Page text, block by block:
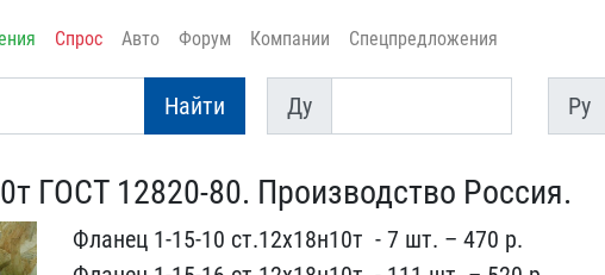
Спрос Авто Форум Компании Спецпредложения
Найти
Ду
Ду
Py
Py
ГОСТ​ 12820-80. Производство ​Россия.
Фланец 1-15-10 ст.12х18н​10т ​ - 7 шт. – 470 р.